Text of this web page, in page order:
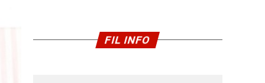
FIL INFO